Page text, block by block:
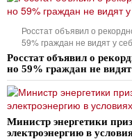
Росстат объявил о
59% граждан не видят у
Росстат объявил о
но 59% граждан не
Министр энергетики
электроэнергию в